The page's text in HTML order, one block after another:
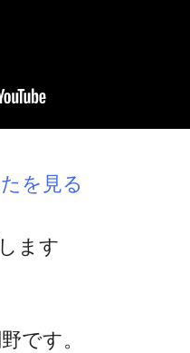
を見る
ます
です。